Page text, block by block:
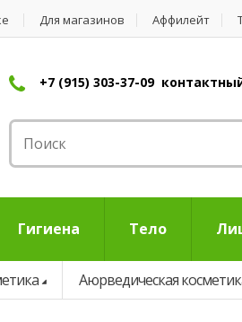
Для магазинов Аффилейт
+7 (915) 303-37-09
Гигиена Тело
Аюрведическая